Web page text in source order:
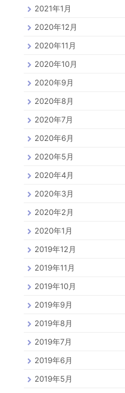
2021年1月
2020年12月
2020年11月
2020年10月
2020年9月
2020年8月
2020年7月
2020年6月
2020年5月
2020年4月
2020年3月
2020年2月
2020年1月
2019年12月
2019年11月
2019年10月
2019年9月
2019年8月
2019年7月
2019年6月
2019年5月